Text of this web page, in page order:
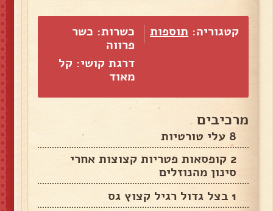
קטגוריה: תוספות
כשרות: כשר
פרווה
דרגת קושי: קל
מאוד
מרכיבים
8 עלי טורטיות
2 קופסאות פטריות קצוצות אחרי
סינון מהנוזלים
1 בצל גדול רגיל קצוץ גס